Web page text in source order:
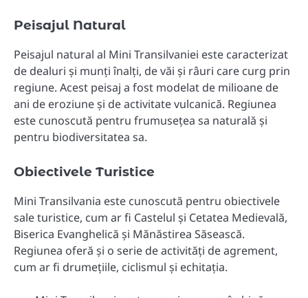
Peisajul Natural
Peisajul natural al Mini Transilvaniei este caracterizat
de dealuri și munți înalți, de văi și râuri care curg prin
regiune. Acest peisaj a fost modelat de milioane de
ani de eroziune și de activitate vulcanică. Regiunea
este cunoscută pentru frumusețea sa naturală și
pentru biodiversitatea sa.
Obiectivele Turistice
Mini Transilvania este cunoscută pentru obiectivele
sale turistice, cum ar fi Castelul și Cetatea Medievală,
Biserica Evanghelică și Mănăstirea Săsească.
Regiunea oferă și o serie de activități de agrement,
cum ar fi drumețiile, ciclismul și echitația.